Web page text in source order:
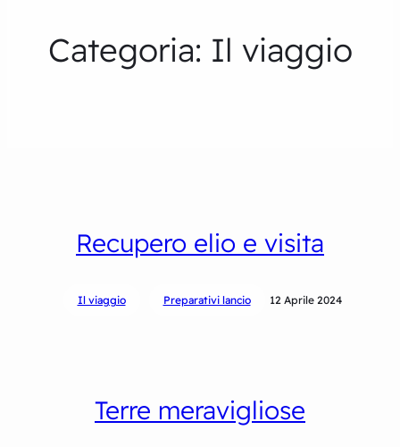
Categoria: Il viaggio
Recupero elio e visita
Il viaggio Preparativi lancio 12 Aprile 2024
Terre meravigliose